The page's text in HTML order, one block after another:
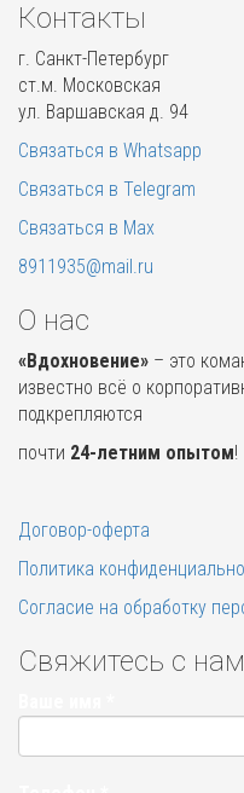
Контакты
г. Санкт-Петербург
ст.м. Московская
ул. Варшавская д. 94
Связаться в Whatsapp
Связаться в Telegram
Связаться в Max
8911935@mail.ru
О нас
«Вдохновение» – это
известно всё о
подкрепляются
почти 24-летним опытом!
Договор-оферта
Политика
Согласие на обработку
Свяжитесь с